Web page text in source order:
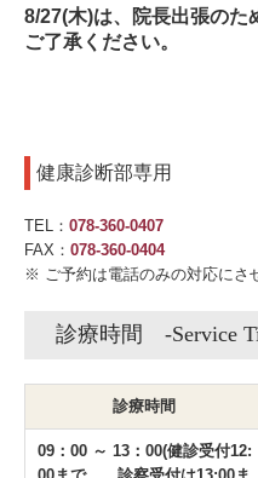
8/27(木)は、院長出張のた
ご了承ください。
健康診断部専用
TEL： 078-360-0407
FAX： 078-360-0404
※ ご予約は電話のみの対応にさ
診療時間 -Service
診療時間
09：00 ～ 13：00(健診受付12:
00まで 診察受付は13:00ま